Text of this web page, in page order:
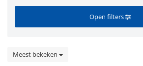
Open filters
Meest bekeken